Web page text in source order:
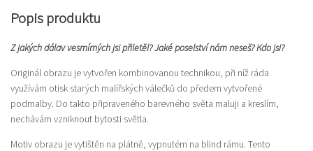
Popis produktu
Z jakých dálav vesmírných jsi přiletěl? Jaké poselství nám neseš? Kdo jsi?
Originál obrazu je vytvořen kombinovanou technikou, při níž ráda
využívám otisk starých malířských válečků do předem vytvořené
podmalby. Do takto připraveného barevného světa maluji a kreslím,
nechávám vzniknout bytosti světla.
Motiv obrazu je vytištěn na plátně, vypnutém na blind rámu. Tento